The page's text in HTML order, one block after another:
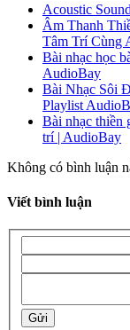
Acoustic
Âm Thanh
Tâm Trí Cùng
Bài nhạc học
AudioBay
Bài Nhạc Sôi
Playlist
Bài nhạc thiền
trí | AudioBay
Không có bình luận
Viết bình luận
Gửi